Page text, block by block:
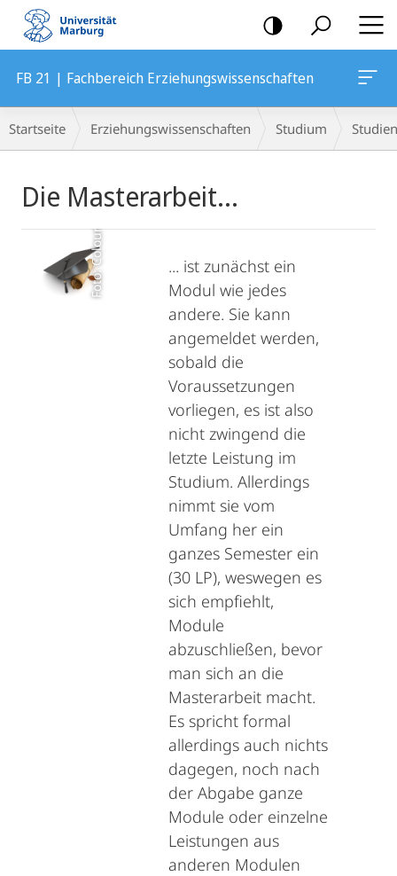
Mobile-
Navigation
FB 21 | Fachbereich Erziehungswissenschaften
Breadcrumb-
Navigation
Startseite Erziehungswissenschaften Studium
Die Masterarbeit...
Foto: Colourbox
... ist zunächst ein
Modul wie jedes
andere. Sie kann
angemeldet werden,
sobald die
Voraussetzungen
vorliegen, es ist also
nicht zwingend die
letzte Leistung im
Studium. Allerdings
nimmt sie vom
Umfang her ein
ganzes Semester ein
(30 LP), weswegen es
sich empfiehlt,
Module
abzuschließen, bevor
man sich an die
Masterarbeit macht.
Es spricht formal
allerdings auch nichts
dagegen, noch nach
der Abgabe ganze
Module oder einzelne
Leistungen aus
anderen Modulen